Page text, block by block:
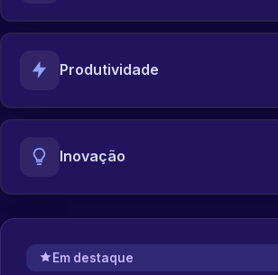
Produtividade
Inovação
Em destaque